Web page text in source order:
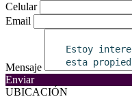
Celular
Email
Mensaje
Enviar
UBICACIÓN